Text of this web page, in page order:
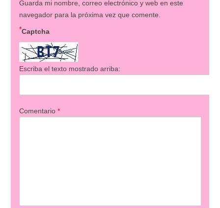
Guarda mi nombre, correo electrónico y web en este
navegador para la próxima vez que comente.
Captcha
*
Escriba el texto mostrado arriba:
Comentario *